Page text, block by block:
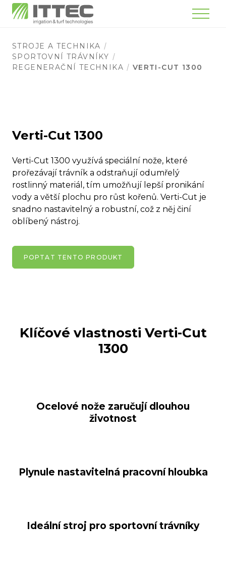
Menu
STROJE A TECHNIKA
SPORTOVNÍ TRÁVNÍKY
REGENERAČNÍ TECHNIKA
VERTI-CUT 1300
Verti-Cut 1300
Verti-Cut 1300 využívá speciální nože, které
prořezávají trávník a odstraňují odumřelý
rostlinný materiál, tím umožňují lepší pronikání
vody a větší plochu pro růst kořenů. Verti-Cut je
snadno nastavitelný a robustní, což z něj činí
oblíbený nástroj.
POPTAT TENTO PRODUKT
Klíčové vlastnosti Verti-Cut
1300
Ocelové nože zaručují dlouhou
životnost
Plynule nastavitelná pracovní hloubka
Ideální stroj pro sportovní trávníky